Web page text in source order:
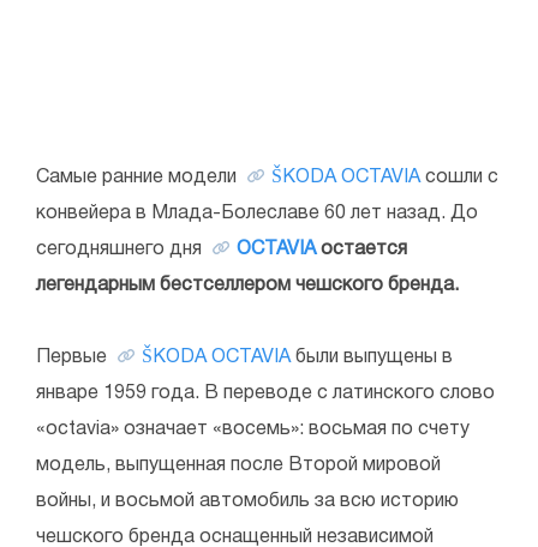
Самые ранние модели ŠKODA OCTAVIAсошли с
конвейера в Млада-Болеславе 60 лет назад. До
сегодняшнего дня OCTAVIAостается
легендарным бестселлером чешского бренда.
Первые ŠKODA OCTAVIAбыли выпущены в
январе 1959 года. В переводе с латинского слово
«octavia» означает «восемь»: восьмая по счету
модель, выпущенная после Второй мировой
войны, и восьмой автомобиль за всю историю
чешского бренда оснащенный независимой